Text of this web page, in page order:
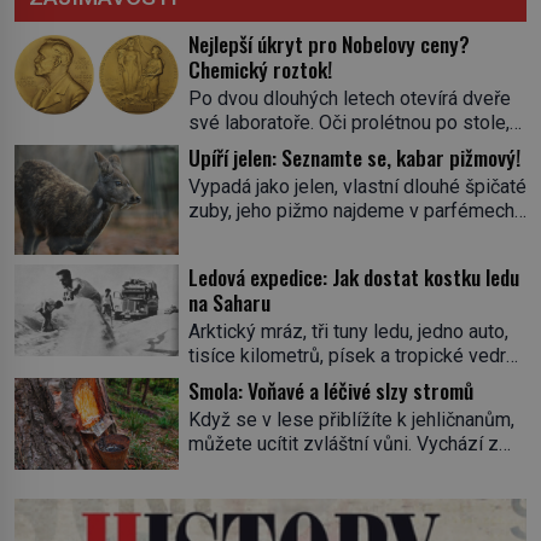
Nejlepší úkryt pro Nobelovy ceny?
Chemický roztok!
Po dvou dlouhých letech otevírá dveře
své laboratoře. Oči prolétnou po stole,
aby pak ulpěly na regálu, kde se nachází
všemožné látky. Hledá žluto-oranžovou
tekutinu, jakmile ji zahlédne, nesmírně
se mu uleví. Teď může svůj plán
skrývá směs s názvem lučavka
královská. Svůj přídomek nemá pro nic
za nic, […]
Upíří jelen: Seznamte se, kabar pižmový!
Vypadá jako jelen, vlastní dlouhé špičaté
zuby, jeho pižmo najdeme v parfémech
jediného zástupce zvířecí říše – kabara
pižmového. V Evropě ho jako první
popíše švédský botanik Carl Linné
(1707–1778), jenže v Asii o něm ví už
celá staletí. Zvíře připomíná jelena,
v kohoutku dosahuje […]
Ledová expedice: Jak dostat kostku ledu
na Saharu
Arktický mráz, tři tuny ledu, jedno auto,
tisíce kilometrů, písek a tropické vedro.
To je ve zkratce zdánlivě nesplnitelná
výzva, která se promění v úžasné
dobrodružství a důkaz, že nic není
nemožné. Vše začíná na podzim 1958
neobvyklou výzvou. Tomu, kdo dokáže
dopravit ze severního polárního kruhu
Smola: Voňavé a léčivé slzy stromů
Když se v lese přiblížíte k jehličnanům,
můžete ucítit zvláštní vůni. Vychází z
právě v ní je síla stromu. Smola také